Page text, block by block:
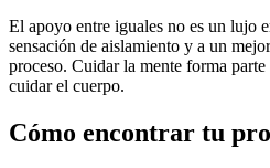
El apoyo entre iguales no es un lujo
sensación de aislamiento y a un
proceso. Cuidar la mente forma
cuidar el cuerpo.
Cómo encontrar tu